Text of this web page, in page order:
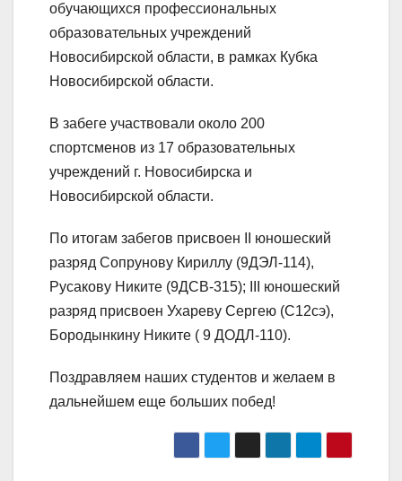
обучающихся профессиональных
образовательных учреждений
Новосибирской области, в рамках Кубка
Новосибирской области.
В забеге участвовали около 200
спортсменов из 17 образовательных
учреждений г. Новосибирска и
Новосибирской области.
По итогам забегов присвоен II юношеский
разряд Сопрунову Кириллу (9ДЭЛ-114),
Русакову Никите (9ДСВ-315); III юношеский
разряд присвоен Ухареву Сергею (С12сэ),
Бородынкину Никите ( 9 ДОДЛ-110).
Поздравляем наших студентов и желаем в
дальнейшем еще больших побед!